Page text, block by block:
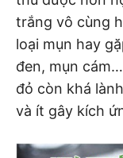
trắng vô cùng
loại mụn hay
đen, mụn
đỏ còn khá
và ít gây kích